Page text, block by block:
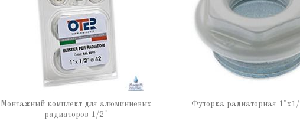
Монтажный комплект для алюминиевых
радиаторов 1/2"
Футорка радиаторная 1"х1/